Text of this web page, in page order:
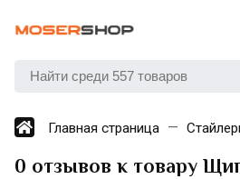
Главная страница
0 отзывов к товару